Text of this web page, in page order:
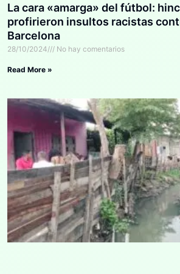
La cara «amarga» del fútbol:
profirieron insultos racistas
Barcelona
28/10/2024 No hay comentarios
Read More »